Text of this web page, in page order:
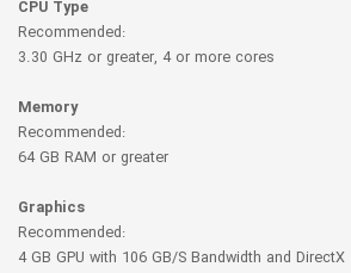
CPU Type
Recommended:
3.30 GHz or greater, 4 or more cores
Memory
Recommended:
64 GB RAM or greater
Graphics
Recommended:
4 GB GPU with 106 GB/S Bandwidth and